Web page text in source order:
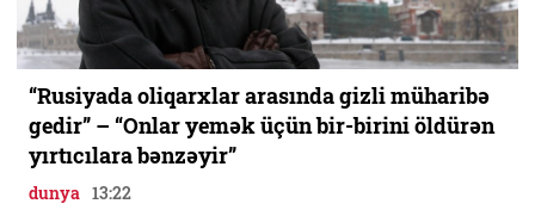
“Rusiyada oliqarxlar arasında gizli müharibə
gedir” – “Onlar yemək üçün bir-birini öldürən
yırtıcılara bənzəyir”
dunya 13:22